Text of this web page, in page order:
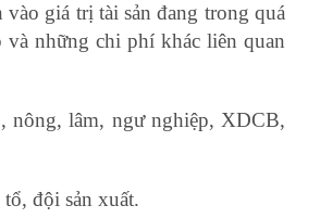
giá trị tài sản đang trong quá
những chi phí khác liên quan
nông, lâm, ngư nghiệp, XDCB,
đội sản xuất.